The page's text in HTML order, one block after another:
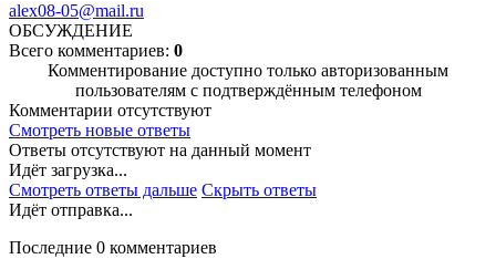
alex08-05@mail.ru
ОБСУЖДЕНИЕ
Всего комментариев: 0
Комментирование доступно только авторизованным
пользователям с подтверждённым телефоном
Комментарии отсутствуют
Смотреть новые ответы
Ответы отсутствуют на данный момент
Идёт загрузка...
Смотреть ответы дальше Скрыть ответы
Идёт отправка...
Последние 0 комментариев